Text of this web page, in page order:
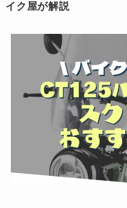
イク屋が解説